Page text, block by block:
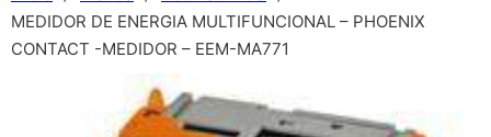
MEDIDOR DE ENERGIA MULTIFUNCIONAL – PHOENIX
CONTACT -MEDIDOR – EEM-MA771